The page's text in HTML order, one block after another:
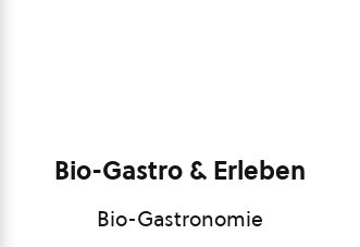
Bio-Gastro & Erleben
Bio-Gastronomie